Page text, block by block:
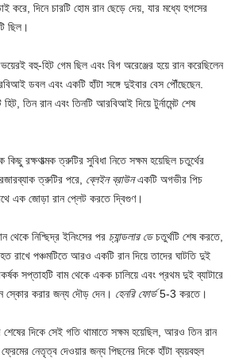
করে, দিনে চারটি হোম রান ছেড়ে দেয়, যার মধ্যে হগসের
ছিল।
বহু-হিট গেম ছিল এবং বিগ অরেঞ্জের হয়ে রান করেছিলেন
ডবল এবং একটি হাঁটা সঙ্গে দুইবার বেস পৌঁছেছেন.
তিন রান এবং তিনটি আরবিআই দিয়ে টুর্নামেন্ট শেষ
রক্ষণাত্মক ত্রুটির সুবিধা নিতে সক্ষম হয়েছিল চতুর্থের
ত্রুটির পরে, ব্লেইন ব্রাউনএকটি অগভীর পিচ
এক জোড়া রান প্লেট করতে দ্বিগুণ।
থেকে নিশ্ছিদ্র ইনিংসের পর চ্যান্ডলার ডেচতুর্থটি শেষ করতে,
রাখে পঞ্চমটিতে আরও একটি রান দিয়ে তাদের ঘাটতি দুই
সপ্তাহটি বাম থেকে একক চালিয়ে এবং প্রথম দুই ব্যাটারে
স্কোর করার জন্য দৌড় দেন। হেনরি ফোর্ড5-3 করতে।
দিকে সেই গতি থামাতে সক্ষম হয়েছিল, আরও তিন রান
নেতৃত্ব দেওয়ার জন্য পিছনের দিকে হাঁটা ব্যয়বহুল